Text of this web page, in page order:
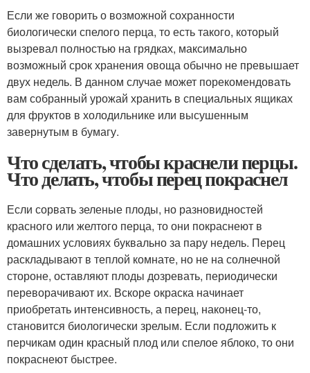
Если же говорить о возможной сохранности
биологически спелого перца, то есть такого, который
вызревал полностью на грядках, максимально
возможный срок хранения овоща обычно не превышает
двух недель. В данном случае может порекомендовать
вам собранный урожай хранить в специальных ящиках
для фруктов в холодильнике или высушенным
завернутым в бумагу.
Что сделать, чтобы краснели перцы.
Что делать, чтобы перец покраснел
Если сорвать зеленые плоды, но разновидностей
красного или желтого перца, то они покраснеют в
домашних условиях буквально за пару недель. Перец
раскладывают в теплой комнате, но не на солнечной
стороне, оставляют плоды дозревать, периодически
переворачивают их. Вскоре окраска начинает
приобретать интенсивность, а перец, наконец-то,
становится биологически зрелым. Если подложить к
перчикам один красный плод или спелое яблоко, то они
покраснеют быстрее.